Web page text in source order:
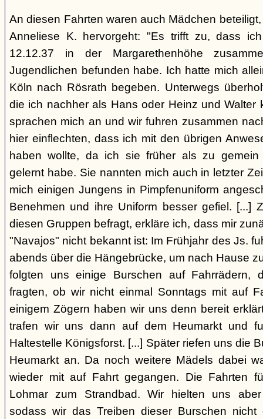
An diesen Fahrten waren auch Mädchen
Anneliese K. hervorgeht: "Es trifft zu, dass
12.12.37 in der Margarethenhöhe
Jugendlichen befunden habe. Ich hatte mich
Köln nach Rösrath begeben. Unterwegs
die ich nachher als Hans oder Heinz und Walter
sprachen mich an und wir fuhren zusammen
hier einflechten, dass ich mit den übrigen
haben wollte, da ich sie früher als zu gemein
gelernt habe. Sie nannten mich auch in letzter
mich einigen Jungens in Pimpfenuniform
Benehmen und ihre Uniform besser gefiel. [...]
diesen Gruppen befragt, erkläre ich, dass mir
"Navajos" nicht bekannt ist: Im Frühjahr des Js.
abends über die Hängebrücke, um nach Hause
folgten uns einige Burschen auf Fahrrädern,
fragten, ob wir nicht einmal Sonntags mit auf
einigem Zögern haben wir uns denn bereit
trafen wir uns dann auf dem Heumarkt und
Haltestelle Königsforst. [...] Später riefen uns die
Heumarkt an. Da noch weitere Mädels dabei
wieder mit auf Fahrt gegangen. Die Fahrten
Lohmar zum Strandbad. Wir hielten uns
sodass wir das Treiben dieser Burschen nicht